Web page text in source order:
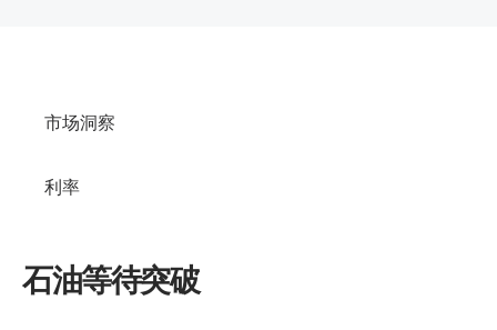
市场洞察
利率
石油等待突破